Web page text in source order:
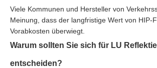
Viele Kommunen und Hersteller von
Meinung, dass der langfristige Wert von HIP-
Vorabkosten überwiegt.
Warum sollten Sie sich für LU
entscheiden?